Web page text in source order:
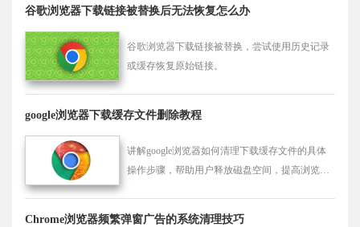
谷歌浏览器下载链接被替换后无法恢复怎么办
谷歌浏览器下载链接被替换，尝试使用历史记录
或缓存恢复原始链接。
google浏览器下载缓存文件删除教程
讲解google浏览器如何清理下载缓存文件的具体
操作步骤，帮助用户释放磁盘空间，提高浏览器
Chrome浏览器频繁弹窗广告的系统清理技巧